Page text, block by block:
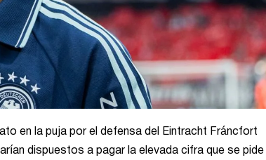
en la puja por el defensa del Eintracht Fráncfort
dispuestos a pagar la elevada cifra que se pide